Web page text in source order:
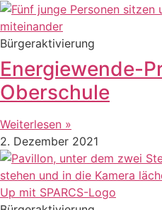
Bürgeraktivierung
Energiewende-
Oberschule
Weiterlesen »
2. Dezember 2021